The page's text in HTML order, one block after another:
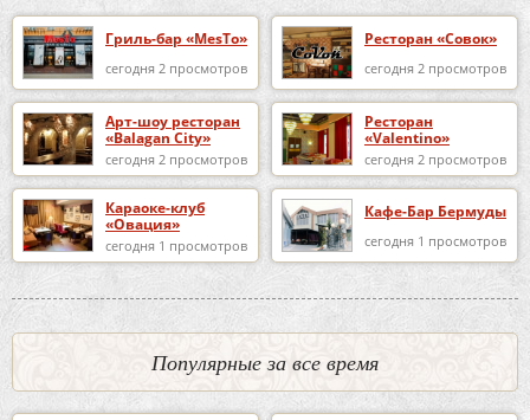
Гриль-бар «MesTo»
сегодня 2 просмотров
Ресторан «Совок»
сегодня 2 просмотров
Арт-шоу ресторан
«Balagan City»
сегодня 2 просмотров
Ресторан
«Valentino»
сегодня 2 просмотров
Караоке-клуб
«Овация»
сегодня 1 просмотров
Кафе-Бар Бермуды
сегодня 1 просмотров
Популярные за все время